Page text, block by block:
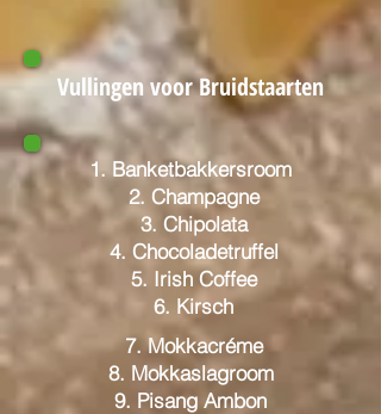
Vullingen voor Bruidstaarten
1. Banketbakkersroom
2. Champagne
3. Chipolata
4. Chocoladetruffel
5. Irish Coffee
6. Kirsch
7. Mokkacréme
8. Mokkaslagroom
9. Pisang Ambon